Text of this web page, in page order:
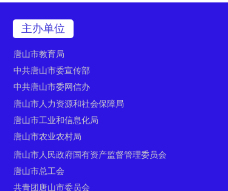
主办单位
唐山市教育局
中共唐山市委宣传部
中共唐山市委网信办
唐山市人力资源和社会保障局
唐山市工业和信息化局
唐山市农业农村局
唐山市人民政府国有资产监督管理委员会
唐山市总工会
共青团唐山市委员会